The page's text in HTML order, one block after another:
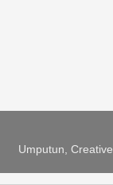
Umputun,